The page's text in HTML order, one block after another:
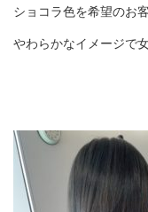
ショコラ色を希望のお
やわらかなイメージで